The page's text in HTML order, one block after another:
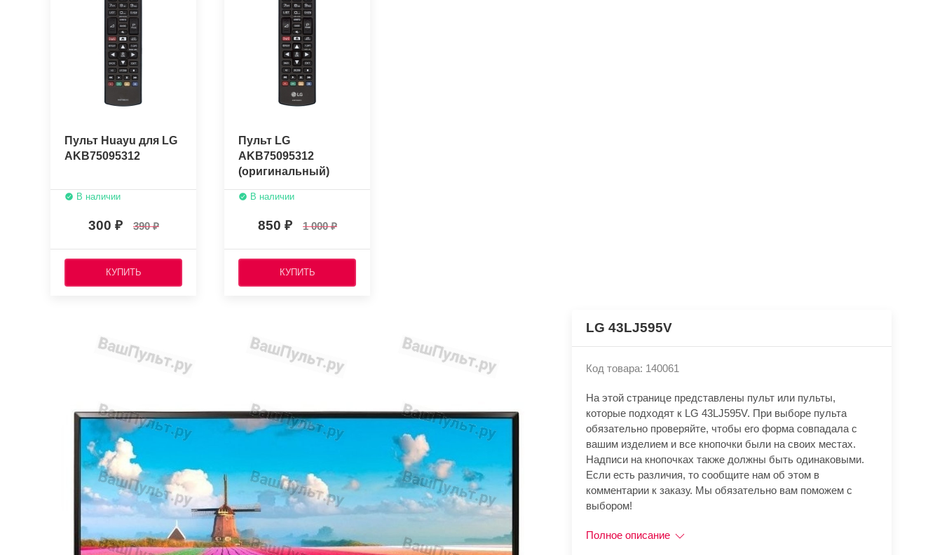
Пульт Huayu для LG
AKB75095312
В наличии
300 390
КУПИТЬ
Пульт LG
AKB75095312
(оригинальный)
В наличии
850 1 000
КУПИТЬ
LG 43LJ595V
Код товара: 140061
На этой странице представлены пульт или пульты,
которые подходят к LG 43LJ595V. При выборе пульта
обязательно проверяйте, чтобы его форма совпадала с
вашим изделием и все кнопочки были на своих местах.
Надписи на кнопочках также должны быть одинаковыми.
Если есть различия, то сообщите нам об этом в
комментарии к заказу. Мы обязательно вам поможем с
выбором!
Полное описание